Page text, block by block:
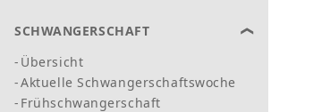
SCHWANGERSCHAFT
Übersicht
Aktuelle Schwangerschaftswoche
Frühschwangerschaft